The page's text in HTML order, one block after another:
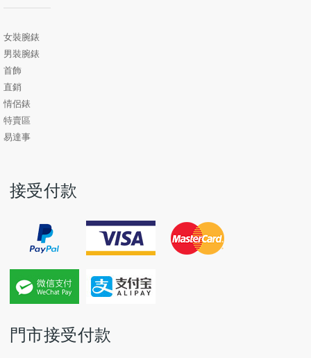
女裝腕錶
男裝腕錶
首飾
直銷
情侶錶
特賣區
易達事
接受付款
門市接受付款